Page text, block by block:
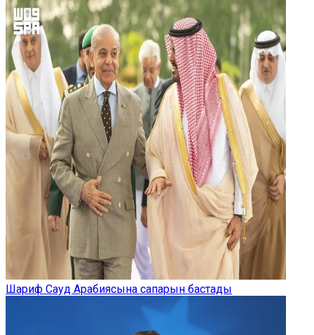
Шариф Сауд Арабиясына сапарын бастады